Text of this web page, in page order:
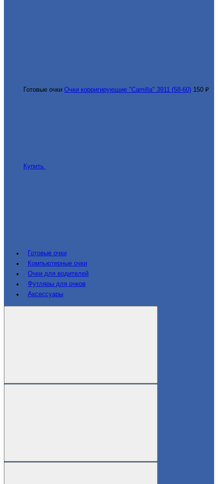
Готовые очки Очки корригирующие "Camilla" 3911 (58-60) 150 ₽
Купить
Готовые очки
Компьютерные очки
Очки для водителей
Футляры для очков
Аксессуары